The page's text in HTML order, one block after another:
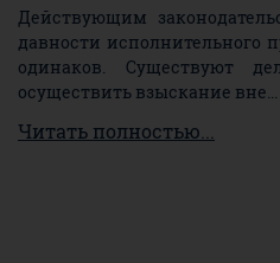
Действующим
давности исполнительного
одинаков. Существуют
осуществить взыскание вне...
Читать полностью...